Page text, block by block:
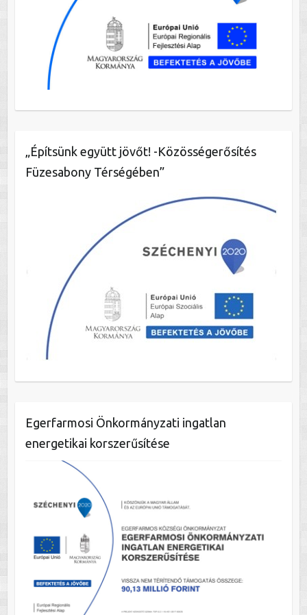
„Építsünk együtt jövőt! -Közösségerősítés
Füzesabony Térségében”
Egerfarmosi Önkormányzati ingatlan
energetikai korszerűsítése